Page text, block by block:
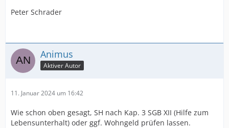
Peter Schrader
Animus
Aktiver Autor
11. Januar 2024 um 16:42
Wie schon oben gesagt, SH nach Kap. 3 SGB XII (Hilfe zum
Lebensunterhalt) oder ggf. Wohngeld prüfen lassen.